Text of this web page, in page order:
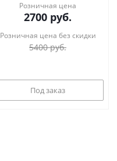
Розничная цена
2700 руб.
Розничная цена без скидки
5400руб.
Под заказ